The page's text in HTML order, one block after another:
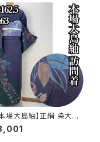
場大島紬】正絹 染大島
着s776